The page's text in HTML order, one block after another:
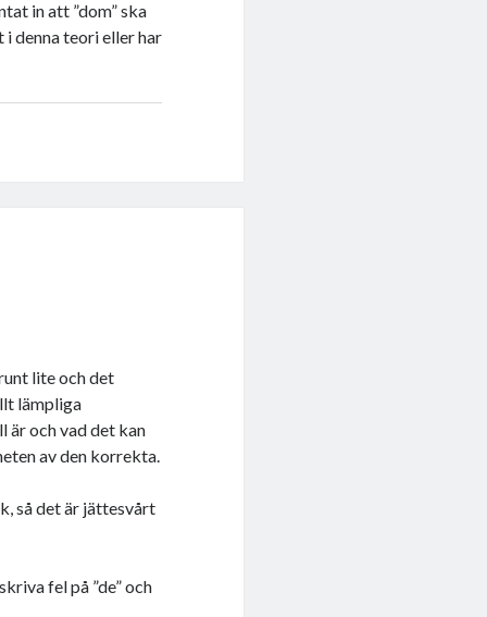
in att ”dom” ska
i denna teori eller har
lite och det
lämpliga
är och vad det kan
av den korrekta.
så det är jättesvårt
fel på ”de” och